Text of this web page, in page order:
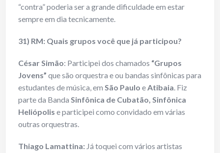
“contra” poderia ser a grande dificuldade em estar
sempre em dia tecnicamente.
31) RM: Quais grupos você que já participou?
César Simão: Participei dos chamados “Grupos
Jovens” que são orquestra e ou bandas sinfônicas para
estudantes de música, em São Paulo eAtibaia. Fiz
parte da Banda Sinfônica de Cubatão, Sinfônica
Heliópolis e participei como convidado em várias
outras orquestras.
Thiago Lamattina: Já toquei com vários artistas